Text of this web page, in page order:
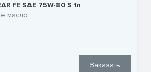
FE SAE 75W-80 S 1л
масло
Заказать